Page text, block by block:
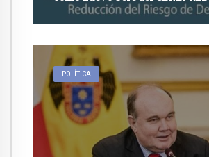
POLÍTICA